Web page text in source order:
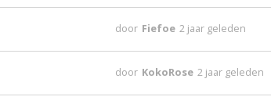
door Fiefoe 2 jaar geleden
door KokoRose 2 jaar geleden